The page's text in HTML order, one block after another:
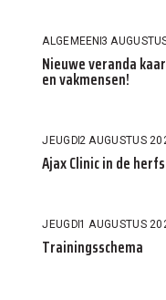
ALGEMEEN3
Nieuwe veranda
en vakmensen!
JEUGD2 AUGUSTUS
Ajax Clinic in de
JEUGD1 AUGUSTUS
Trainingsschema